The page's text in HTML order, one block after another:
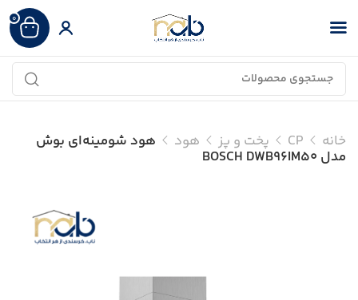
0
خانه CP پخت و پز هود هود شومینه‌ای بوش
مدل BOSCH DWB96IM50